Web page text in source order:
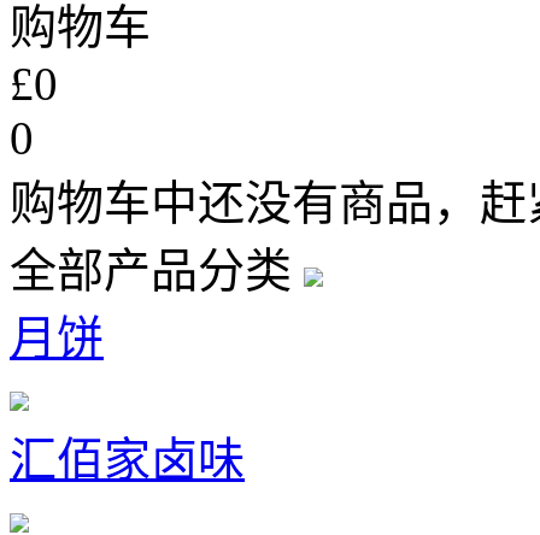
购物车
£0
0
购物车中还没有商品，
全部产品分类
月饼
汇佰家卤味